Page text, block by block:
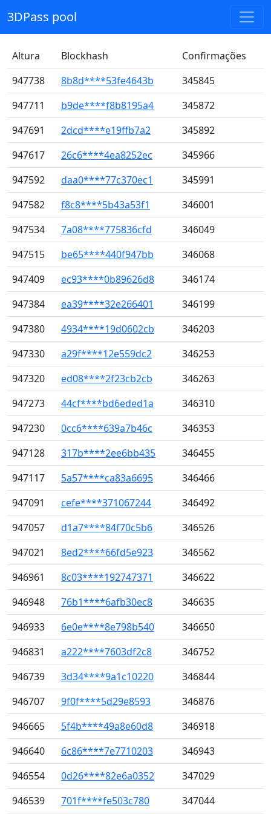
3DPass pool
Altura Blockhash
Confirmações
947738
8b8d****53fe4643b
345845
947711
b9de****f8b8195a4
345872
947691
2dcd****e19ffb7a2
345892
947617
26c6****4ea8252ec
345966
947592
daa0****77c370ec1
345991
947582
f8c8****5b43a53f1
346001
947534
7a08****775836cfd
346049
947515
be65****440f947bb
346068
947409
ec93****0b89626d8
346174
947384
ea39****32e266401
346199
947380
4934****19d0602cb
346203
947330
a29f****12e559dc2
346253
947320
ed08****2f23cb2cb
346263
947273
44cf****bd6eded1a
346310
947230
0cc6****639a7b46c
346353
947128
317b****2ee6bb435
346455
947117
5a57****ca83a6695
346466
947091
cefe****371067244
346492
947057
d1a7****84f70c5b6
346526
947021
8ed2****66fd5e923
346562
946961
8c03****192747371
346622
946948
76b1****6afb30ec8
346635
946933
6e0e****8e798b540
346650
946831
a222****7603df2c8
346752
946739
3d34****9a1c10220
346844
946707
9f0f****5d29e8593
346876
946665
5f4b****49a8e60d8
346918
946640
6c86****7e7710203
346943
946554
0d26****82e6a0352
347029
946539
701f****fe503c780 347044